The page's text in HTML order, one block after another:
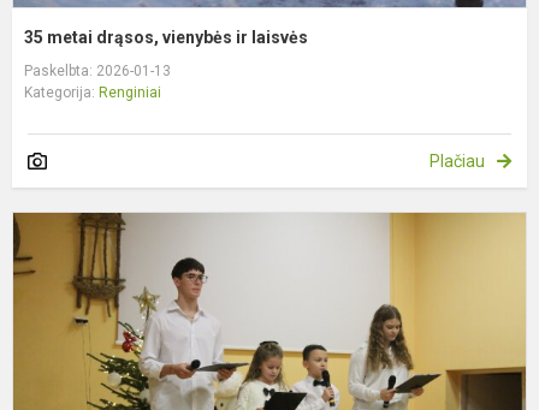
35 metai drąsos, vienybės ir laisvės
Paskelbta: 2026-01-13
Kategorija: Renginiai
Plačiau